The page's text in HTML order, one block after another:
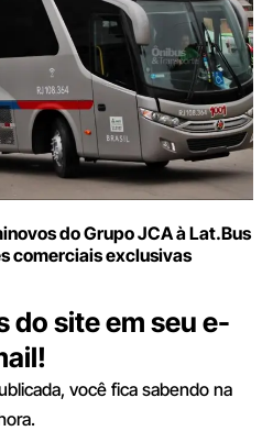
do Grupo JCA à Lat.Bus
comerciais exclusivas
do site em seu e-
você fica sabendo na